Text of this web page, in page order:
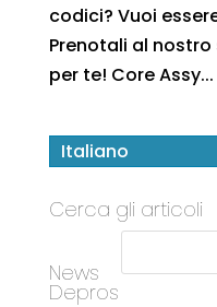
codici? Vuoi
Prenotali al
per te! Core Assy...
Italiano
Cerca gli articoli
News
Depros